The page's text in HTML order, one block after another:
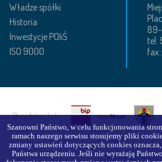
Władze spółki
Historia
Inwestycje POIiŚ
ISO 9000
tel.
Przydatne linki:
Polityka prywatności serwisu|Deklaracja
sygnalista24.info
Szanowni Państwo, w celu funkcjonowania
ramach naszego serwisu stosujemy pliki
zmiany ustawień dotyczących cookies
Państwa urządzeniu. Jeśli nie wyrażają